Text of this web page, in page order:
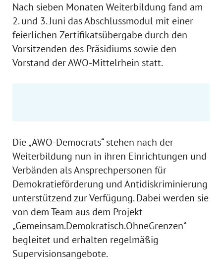
Nach sieben Monaten Weiterbildung fand am
2. und 3. Juni das Abschlussmodul mit einer
feierlichen Zertifikatsübergabe durch den
Vorsitzenden des Präsidiums sowie den
Vorstand der AWO-Mittelrhein statt.
Die „AWO-Democrats“ stehen nach der
Weiterbildung nun in ihren Einrichtungen und
Verbänden als Ansprechpersonen für
Demokratieförderung und Antidiskriminierung
unterstützend zur Verfügung. Dabei werden sie
von dem Team aus dem Projekt
„Gemeinsam.Demokratisch.OhneGrenzen“
begleitet und erhalten regelmäßig
Supervisionsangebote.